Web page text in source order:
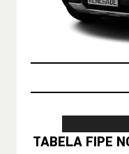
TABELA FIPE NO SEU SEMINOVO + TAXA